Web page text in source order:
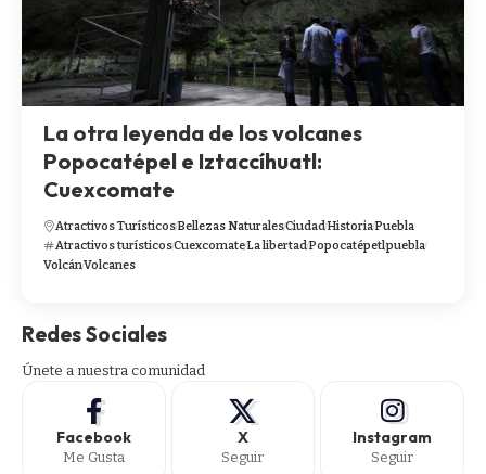
La otra leyenda de los volcanes
Popocatépel e Iztaccíhuatl:
Cuexcomate
Atractivos TurísticosBellezas NaturalesCiudadHistoriaPuebla
Atractivos turísticosCuexcomateLa libertadPopocatépetlpuebla
VolcánVolcanes
Redes Sociales
Únete a nuestra comunidad
Facebook
Me Gusta
X
Seguir
Instagram
Seguir